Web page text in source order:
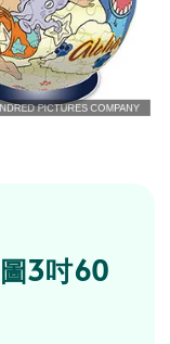
3吋60